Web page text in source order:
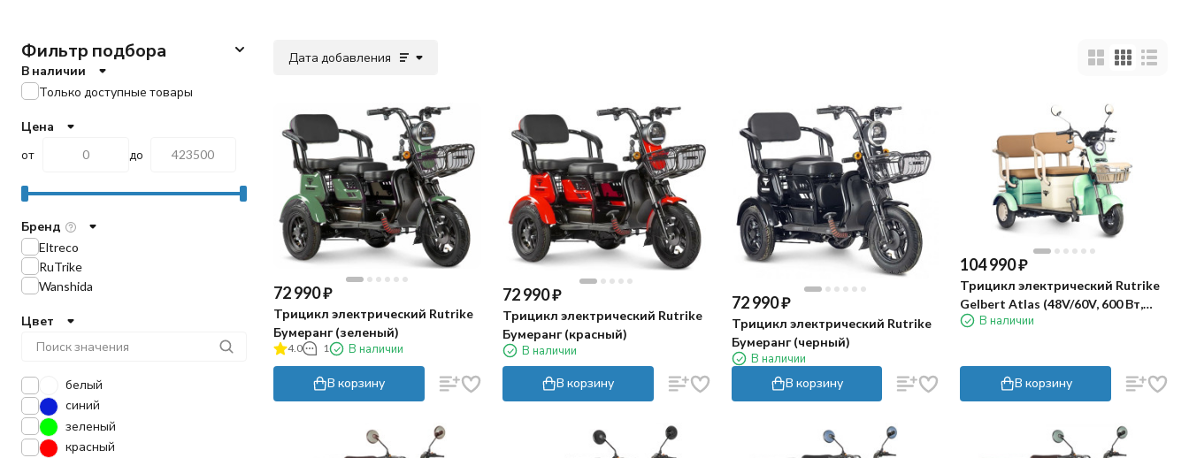
Дата добавления
72 990₽
Трицикл электрический Rutrike
Бумеранг (зеленый)
4.0 1 В наличии
В корзину
72 990₽
Трицикл электрический Rutrike
Бумеранг (красный)
В наличии
В корзину
72 990₽
Трицикл электрический Rutrike
Бумеранг (черный)
В наличии
В корзину
104 990₽
Трицикл электрический Rutrike
Gelbert Atlas (48V/60V, 600 Вт,
зеленый)
В наличии
В корзину
Фильтр подбора
В наличии
Только доступные товары
Цена
от
до
Бренд
Eltreco
RuTrike
Wanshida
Цвет
белый
синий
зеленый
красный